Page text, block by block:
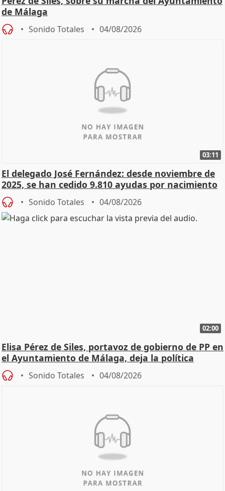
de Málaga
Sonido Totales 04/08/2026
03:11
El delegado José Fernández: desde noviembre de
2025, se han cedido 9.810 ayudas por nacimiento
Sonido Totales 04/08/2026
02:00
Elisa Pérez de Siles, portavoz de gobierno de PP en
el Ayuntamiento de Málaga, deja la política
Sonido Totales 04/08/2026